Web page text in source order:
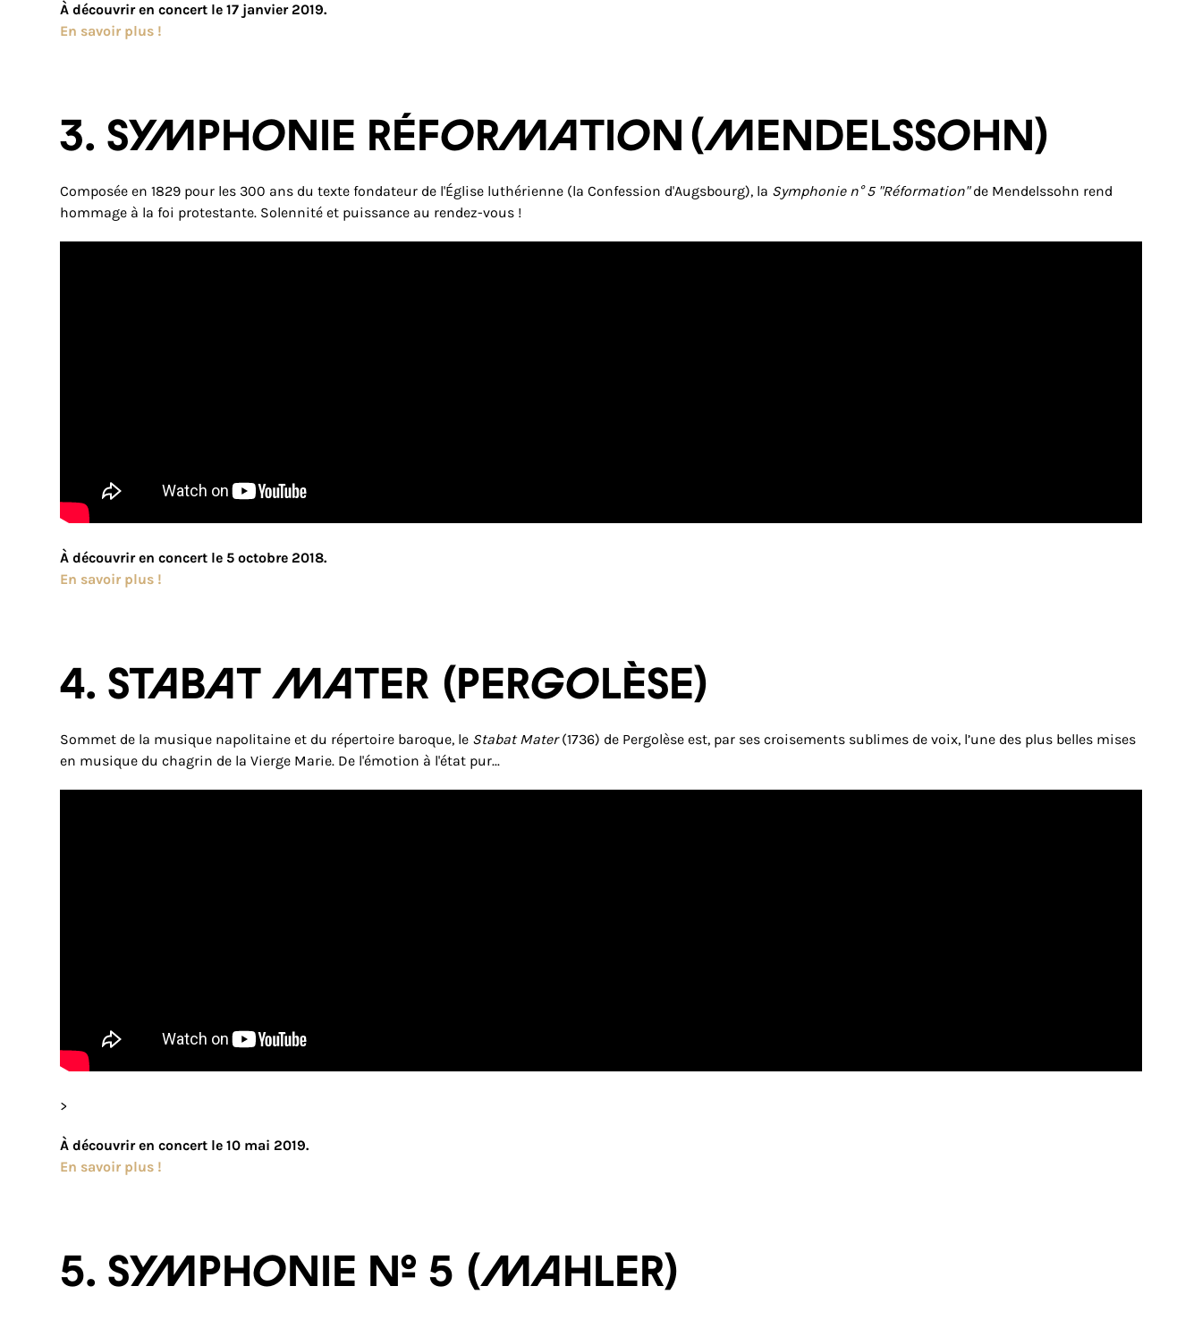
À découvrir en concert le 17 janvier 2019.
En savoir plus !
3. SYMPHONIE RÉFORMATION (Mendelssohn)
Composée en 1829 pour les 300 ans du texte fondateur de l'Église luthérienne (la Confession d'Augsbourg), la Symphonie n° 5 "Réformation"de Mendelssohn rend
hommage à la foi protestante. Solennité et puissance au rendez-vous !
À découvrir en concert le 5 octobre 2018.
En savoir plus !
4. STABAT MATER (Pergolèse)
Sommet de la musique napolitaine et du répertoire baroque, le Stabat Mater(1736) de Pergolèse est, par ses croisements sublimes de voix, l’une des plus belles mises
en musique du chagrin de la Vierge Marie. De l'émotion à l'état pur...
>
À découvrir en concert le 10 mai 2019.
En savoir plus !
5. SYMPHONIE N° 5 (Mahler)